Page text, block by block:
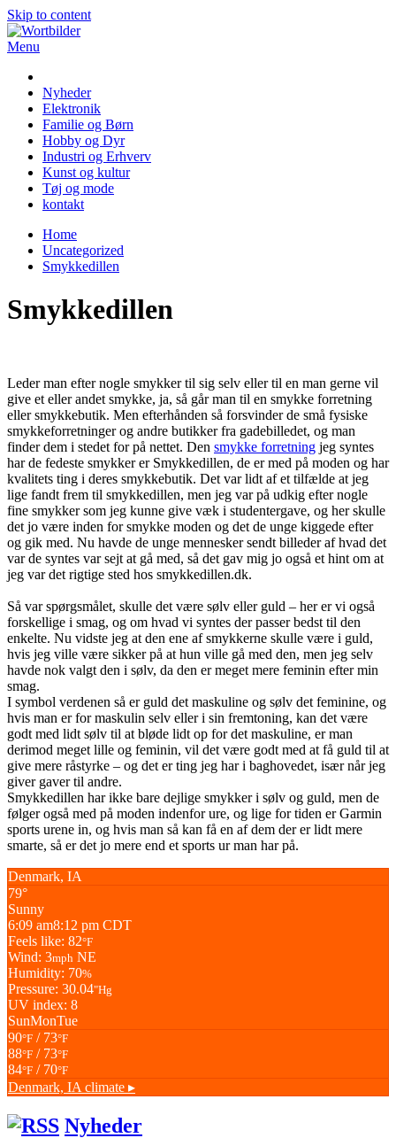
Skip to content
Menu
Nyheder
Elektronik
Familie og Børn
Hobby og Dyr
Industri og Erhverv
Kunst og kultur
Tøj og mode
kontakt
Home
Uncategorized
Smykkedillen
Smykkedillen
Leder man efter nogle smykker til sig selv eller til en man gerne vil
give et eller andet smykke, ja, så går man til en smykke forretning
eller smykkebutik. Men efterhånden så forsvinder de små fysiske
smykkeforretninger og andre butikker fra gadebilledet, og man
finder dem i stedet for på nettet. Den smykke forretning jeg syntes
har de fedeste smykker er Smykkedillen, de er med på moden og har
kvalitets ting i deres smykkebutik. Det var lidt af et tilfælde at jeg
lige fandt frem til smykkedillen, men jeg var på udkig efter nogle
fine smykker som jeg kunne give væk i studentergave, og her skulle
det jo være inden for smykke moden og det de unge kiggede efter
og gik med. Nu havde de unge mennesker sendt billeder af hvad det
var de syntes var sejt at gå med, så det gav mig jo også et hint om at
jeg var det rigtige sted hos smykkedillen.dk.
Så var spørgsmålet, skulle det være sølv eller guld – her er vi også
forskellige i smag, og om hvad vi syntes der passer bedst til den
enkelte. Nu vidste jeg at den ene af smykkerne skulle være i guld,
hvis jeg ville være sikker på at hun ville gå med den, men jeg selv
havde nok valgt den i sølv, da den er meget mere feminin efter min
smag.
I symbol verdenen så er guld det maskuline og sølv det feminine, og
hvis man er for maskulin selv eller i sin fremtoning, kan det være
godt med lidt sølv til at bløde lidt op for det maskuline, er man
derimod meget lille og feminin, vil det være godt med at få guld til at
give mere råstyrke – og det er ting jeg har i baghovedet, især når jeg
giver gaver til andre.
Smykkedillen har ikke bare dejlige smykker i sølv og guld, men de
følger også med på moden indenfor ure, og lige for tiden er Garmin
sports urene in, og hvis man så kan få en af dem der er lidt mere
smarte, så er det jo mere end et sports ur man har på.
Denmark, IA
79°
Sunny
6:09 am8:12 pm CDT
Feels like: 82°F
Wind: 3mph NE
Humidity: 70%
Pressure: 30.04"Hg
UV index: 8
SunMonTue
90°F / 73°F
88°F / 73°F
84°F / 70°F
Denmark, IA climate ▸
Nyheder